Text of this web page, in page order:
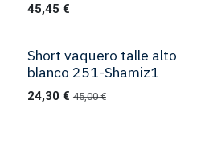
45,45 €
Short vaquero talle alto
blanco 251-Shamiz1
24,30€ 45,00€